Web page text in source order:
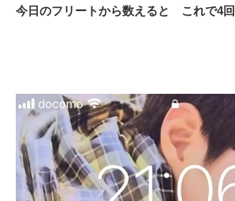
今日のフリートから数えると これで4回